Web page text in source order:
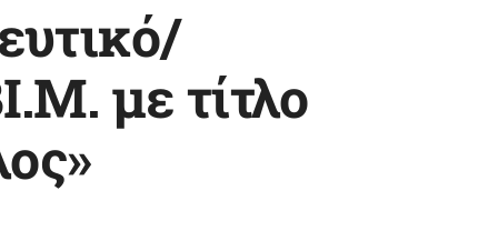
με τίτλο